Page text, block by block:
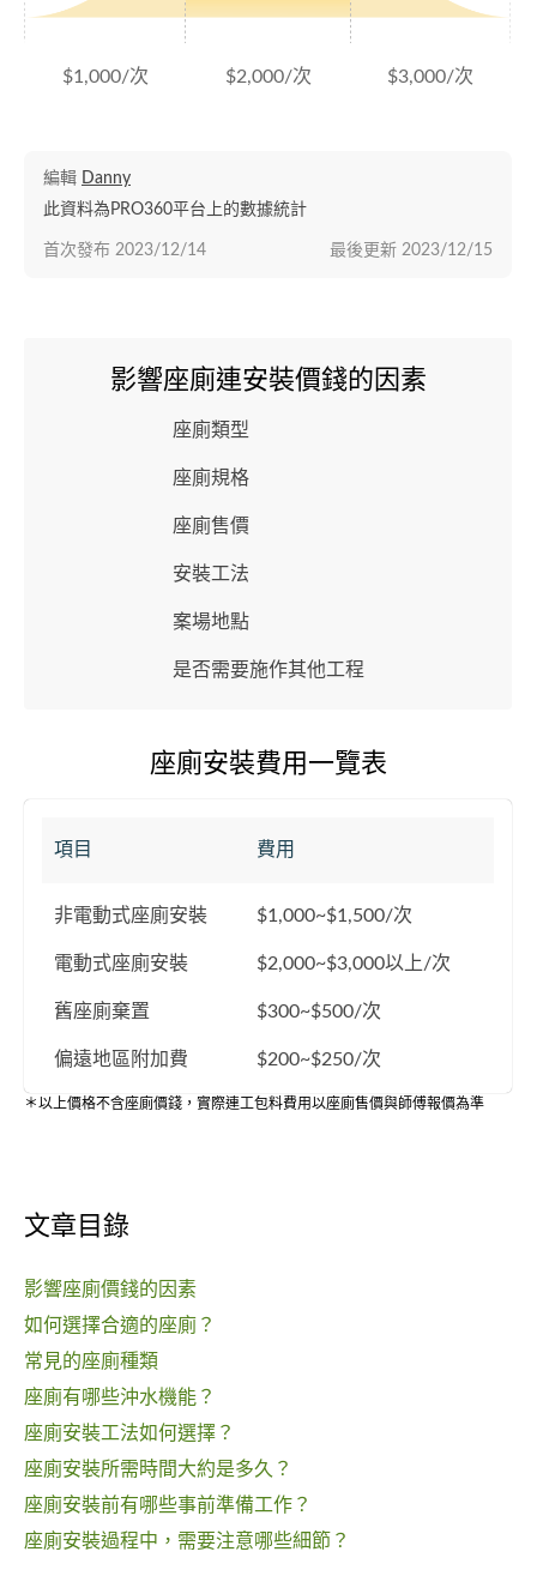
$1,000/次 $2,000/次 $3,000/次
編輯 Danny
此資料為PRO360平台上的數據統計
最後更新 2023/12/15
首次發布 2023/12/14
影響座廁連安裝價錢的因素
座廁類型
座廁規格
座廁售價
安裝工法
案場地點
是否需要施作其他工程
座廁安裝費用一覽表
項目 費用
非電動式座廁安裝 $1,000~$1,500/次
電動式座廁安裝 $2,000~$3,000以上/次
舊座廁棄置 $300~$500/次
偏遠地區附加費 $200~$250/次
＊以上價格不含座廁價錢，實際連工包料費用以座廁售價與師傅報價為準
文章目錄
影響座廁價錢的因素
如何選擇合適的座廁？
常見的座廁種類
座廁有哪些沖水機能？
座廁安裝工法如何選擇？
座廁安裝所需時間大約是多久？
座廁安裝前有哪些事前準備工作？
座廁安裝過程中，需要注意哪些細節？